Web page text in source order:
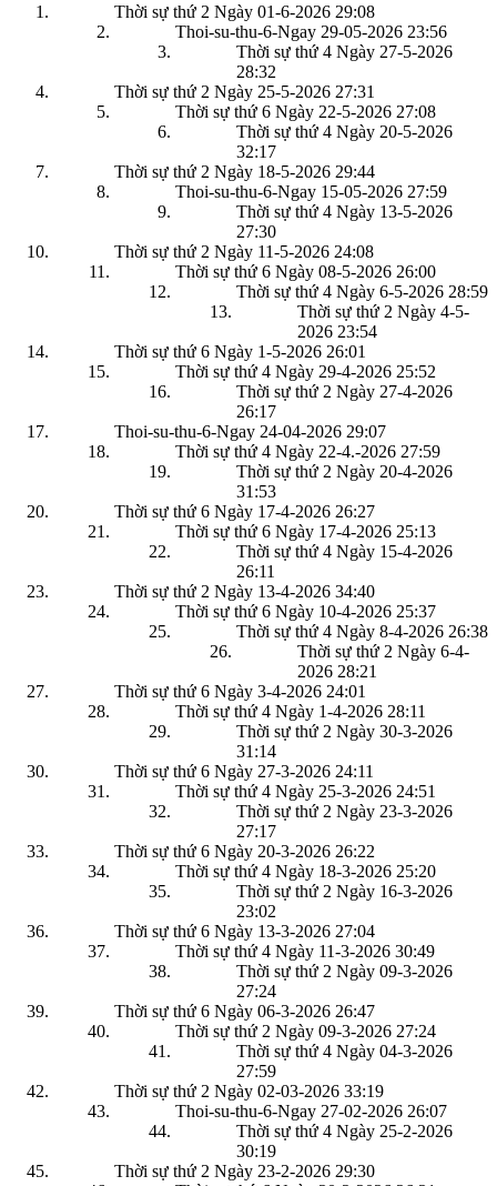
Thời sự thứ 2 Ngày 01-6-2026 29:08
Thoi-su-thu-6-Ngay 29-05-2026 23:56
Thời sự thứ 4 Ngày 27-5-2026
28:32
Thời sự thứ 2 Ngày 25-5-2026 27:31
Thời sự thứ 6 Ngày 22-5-2026 27:08
Thời sự thứ 4 Ngày 20-5-2026
32:17
Thời sự thứ 2 Ngày 18-5-2026 29:44
Thoi-su-thu-6-Ngay 15-05-2026 27:59
Thời sự thứ 4 Ngày 13-5-2026
27:30
Thời sự thứ 2 Ngày 11-5-2026 24:08
Thời sự thứ 6 Ngày 08-5-2026 26:00
Thời sự thứ 4 Ngày 6-5-2026 28:59
Thời sự thứ 2 Ngày 4-5-
2026 23:54
Thời sự thứ 6 Ngày 1-5-2026 26:01
Thời sự thứ 4 Ngày 29-4-2026 25:52
Thời sự thứ 2 Ngày 27-4-2026
26:17
Thoi-su-thu-6-Ngay 24-04-2026 29:07
Thời sự thứ 4 Ngày 22-4.-2026 27:59
Thời sự thứ 2 Ngày 20-4-2026
31:53
Thời sự thứ 6 Ngày 17-4-2026 26:27
Thời sự thứ 6 Ngày 17-4-2026 25:13
Thời sự thứ 4 Ngày 15-4-2026
26:11
Thời sự thứ 2 Ngày 13-4-2026 34:40
Thời sự thứ 6 Ngày 10-4-2026 25:37
Thời sự thứ 4 Ngày 8-4-2026 26:38
Thời sự thứ 2 Ngày 6-4-
2026 28:21
Thời sự thứ 6 Ngày 3-4-2026 24:01
Thời sự thứ 4 Ngày 1-4-2026 28:11
Thời sự thứ 2 Ngày 30-3-2026
31:14
Thời sự thứ 6 Ngày 27-3-2026 24:11
Thời sự thứ 4 Ngày 25-3-2026 24:51
Thời sự thứ 2 Ngày 23-3-2026
27:17
Thời sự thứ 6 Ngày 20-3-2026 26:22
Thời sự thứ 4 Ngày 18-3-2026 25:20
Thời sự thứ 2 Ngày 16-3-2026
23:02
Thời sự thứ 6 Ngày 13-3-2026 27:04
Thời sự thứ 4 Ngày 11-3-2026 30:49
Thời sự thứ 2 Ngày 09-3-2026
27:24
Thời sự thứ 6 Ngày 06-3-2026 26:47
Thời sự thứ 2 Ngày 09-3-2026 27:24
Thời sự thứ 4 Ngày 04-3-2026
27:59
Thời sự thứ 2 Ngày 02-03-2026 33:19
Thoi-su-thu-6-Ngay 27-02-2026 26:07
Thời sự thứ 4 Ngày 25-2-2026
30:19
Thời sự thứ 2 Ngày 23-2-2026 29:30